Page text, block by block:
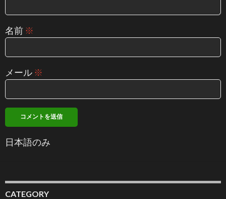
名前 ※
メール ※
日本語のみ
CATEGORY